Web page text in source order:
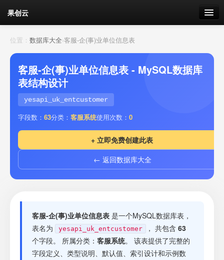
果创云
数据表单
API接口
云存储
流量 剩余接口流量
套餐
位置： 数据库大全›客服-企(事)业单位信息表
客服-企(事)业单位信息表 - MySQL数据库
表结构设计
yesapi_uk_entcustomer
字段数： 63分类： 客服系统使用次数： 0
+ 立即免费创建此表
← 返回数据库大全
客服-企(事)业单位信息表 是一个MySQL数据库表，
表名为
yesapi_uk_entcustomer ， 共包含 63
个字段。 所属分类： 客服系统。 该表提供了完整的
字段定义、类型说明、默认值、索引设计和示例数